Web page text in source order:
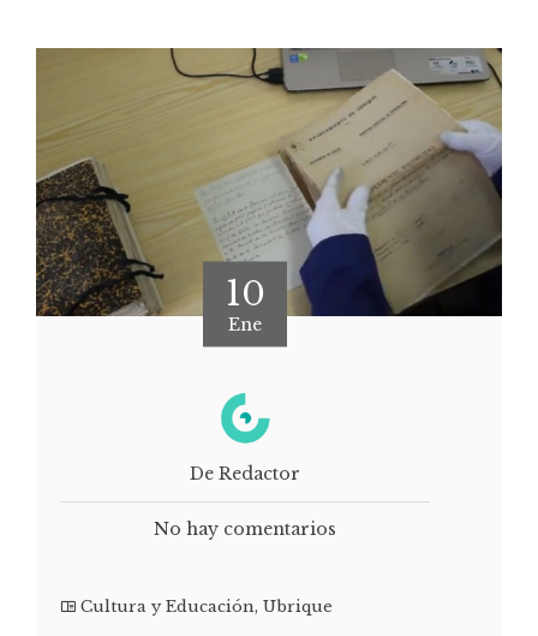
10
Ene
De Redactor
No hay comentarios
Cultura y Educación, Ubrique